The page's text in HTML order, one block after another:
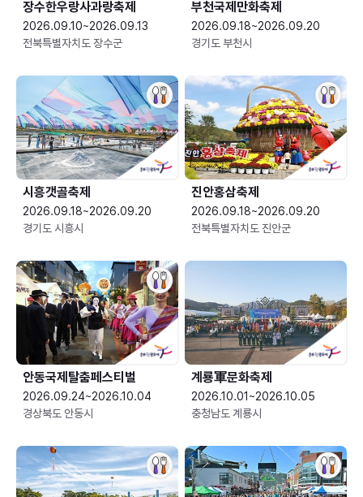
장수한우랑사과랑축제
2026.09.10~2026.09.13
전북특별자치도 장수군
부천국제만화축제
2026.09.18~2026.09.20
경기도 부천시
시흥갯골축제
2026.09.18~2026.09.20
경기도 시흥시
진안홍삼축제
2026.09.18~2026.09.20
전북특별자치도 진안군
안동국제탈춤페스티벌
2026.09.24~2026.10.04
경상북도 안동시
2026.10.01~2026.10.05
충청남도 계룡시